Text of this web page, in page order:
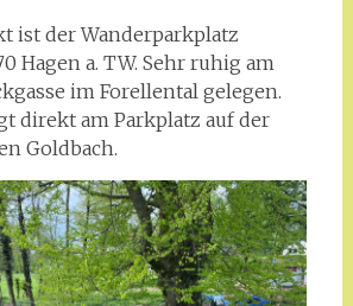
ist der Wanderparkplatz
Hagen a. TW. Sehr ruhig am
im Forellental gelegen.
direkt am Parkplatz auf der
Goldbach.